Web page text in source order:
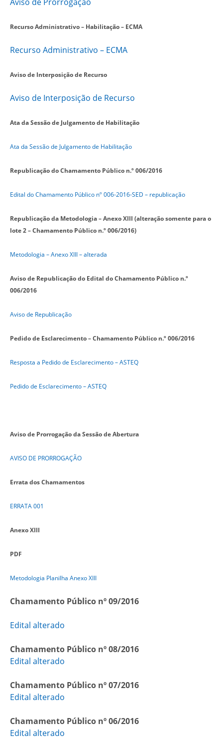
Recurso Administrativo – Habilitação – ECMA
Recurso Administrativo – ECMA
Aviso de Interposição de Recurso
Aviso de Interposição de Recurso
Ata da Sessão de Julgamento de Habilitação
Ata da Sessão de Julgamento de Habilitação
Republicação do Chamamento Público n.º 006/2016
Edital do Chamamento Público nº 006-2016-SED – republicação
Republicação da Metodologia – Anexo XIII (alteração somente para o
lote 2 – Chamamento Público n.º 006/2016)
Metodologia – Anexo XIII – alterada
Aviso de Republicação do Edital doChamamento Público n.º
006/2016
Aviso de Republicação
Pedido de Esclarecimento –Chamamento Público n.º 006/2016
Resposta a Pedido de Esclarecimento – ASTEQ
Pedido de Esclarecimento – ASTEQ
Aviso de Prorrogação da Sessão de Abertura
AVISO DE PRORROGAÇÃO
Errata dos Chamamentos
ERRATA 001
Anexo XIII
PDF
Metodologia Planilha Anexo XIII
Chamamento Público nº 09/2016
Edital alterado
Chamamento Público nº 08/2016
Edital alterado
Chamamento Público nº 07/2016
Edital alterado
Chamamento Público nº 06/2016
Edital alterado